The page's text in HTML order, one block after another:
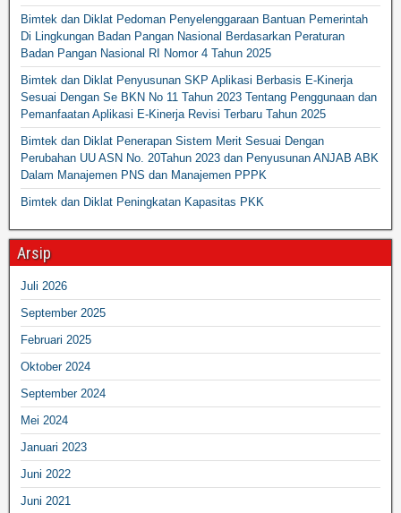
Bimtek dan Diklat Pedoman Penyelenggaraan Bantuan Pemerintah
Di Lingkungan Badan Pangan Nasional Berdasarkan Peraturan
Badan Pangan Nasional RI Nomor 4 Tahun 2025
Bimtek dan Diklat Penyusunan SKP Aplikasi Berbasis E-Kinerja
Sesuai Dengan Se BKN No 11 Tahun 2023 Tentang Penggunaan dan
Pemanfaatan Aplikasi E-Kinerja Revisi Terbaru Tahun 2025
Bimtek dan Diklat Penerapan Sistem Merit Sesuai Dengan
Perubahan UU ASN No. 20Tahun 2023 dan Penyusunan ANJAB ABK
Dalam Manajemen PNS dan Manajemen PPPK
Bimtek dan Diklat Peningkatan Kapasitas PKK
Arsip
Juli 2026
September 2025
Februari 2025
Oktober 2024
September 2024
Mei 2024
Januari 2023
Juni 2022
Juni 2021